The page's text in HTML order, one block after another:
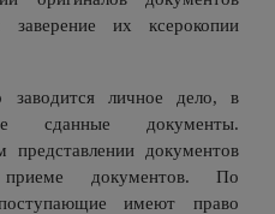
заверение их ксерокопии
заводится личное дело, в
сданные документы.
документов
документов. По
имеют право